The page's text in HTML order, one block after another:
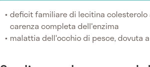
deficit familiare di lecitina
carenza completa dell'enzima
malattia dell'occhio di pesce, dovuta